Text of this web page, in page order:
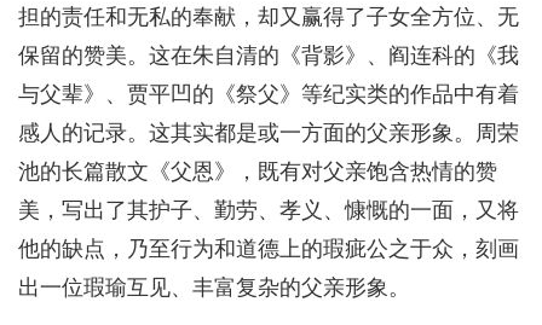
担的责任和无私的奉献，却又赢得了子女全方位、无
保留的赞美。这在朱自清的《背影》、阎连科的《我
与父辈》、贾平凹的《祭父》等纪实类的作品中有着
感人的记录。这其实都是或一方面的父亲形象。周荣
池的长篇散文《父恩》，既有对父亲饱含热情的赞
美，写出了其护子、勤劳、孝义、慷慨的一面，又将
他的缺点，乃至行为和道德上的瑕疵公之于众，刻画
出一位瑕瑜互见、丰富复杂的父亲形象。